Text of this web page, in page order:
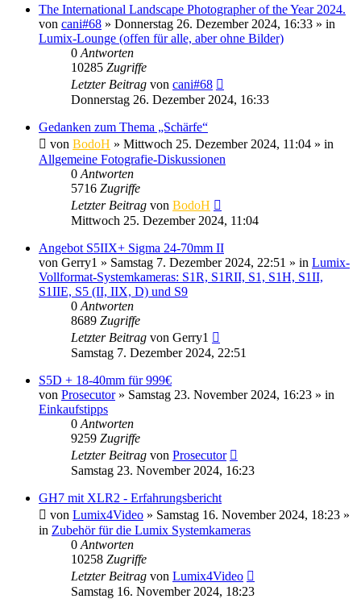
The International Landscape Photographer of the Year 2024.
von cani#68 » Donnerstag 26. Dezember 2024, 16:33 » in
Lumix-Lounge (offen für alle, aber ohne Bilder)
0 Antworten
10285 Zugriffe
Letzter Beitrag von cani#68
Donnerstag 26. Dezember 2024, 16:33
Gedanken zum Thema „Schärfe“
von BodoH » Mittwoch 25. Dezember 2024, 11:04 » in
Allgemeine Fotografie-Diskussionen
0 Antworten
5716 Zugriffe
Letzter Beitrag von BodoH
Mittwoch 25. Dezember 2024, 11:04
Angebot S5IIX+ Sigma 24-70mm II
von Gerry1 » Samstag 7. Dezember 2024, 22:51 » in Lumix-
Vollformat-Systemkameras: S1R, S1RII, S1, S1H, S1II,
S1IIE, S5 (II, IIX, D) und S9
0 Antworten
8689 Zugriffe
Letzter Beitrag von Gerry1
Samstag 7. Dezember 2024, 22:51
S5D + 18-40mm für 999€
von Prosecutor» Samstag 23. November 2024, 16:23 » in
Einkaufstipps
0 Antworten
9259 Zugriffe
Letzter Beitrag von Prosecutor
Samstag 23. November 2024, 16:23
GH7 mit XLR2 - Erfahrungsbericht
von Lumix4Video » Samstag 16. November 2024, 18:23 »
in Zubehör für die Lumix Systemkameras
0 Antworten
10258 Zugriffe
Letzter Beitrag von Lumix4Video
Samstag 16. November 2024, 18:23